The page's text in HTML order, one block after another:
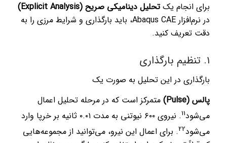
برای انجام یکتحلیل دینامیکی صریح (Explicit Analysis)
در نرم‌افزار Abaqus CAE، باید بارگذاری و شرایط مرزی را به
دقت تعریف کنید.
۱. تنظیم بارگذاری
بارگذاری در این تحلیل به صورت یک
پالس (Pulse)
متمرکز است که در مرحله تحلیل اعمال
می‌شود11
.
نیروی ۶۰۰ نیوتنی به مدت ۰.۰۱ ثانیه بر خرپا وارد
می‌شود 22
. برای اعمال این نیرو، می‌توانید از مجموعه‌هایی